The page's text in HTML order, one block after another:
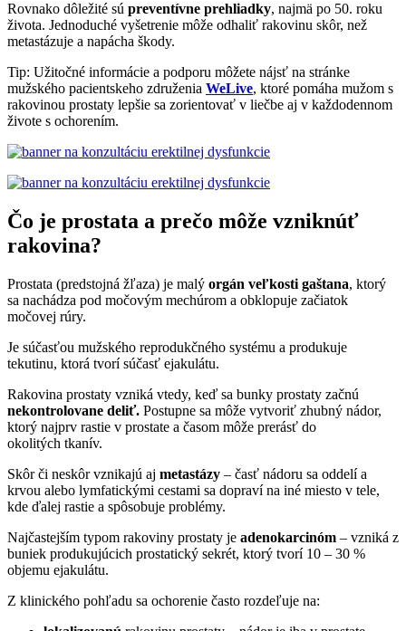
Rovnako dôležité sú preventívne prehliadky, najmä po 50. roku
života. Jednoduché vyšetrenie môže odhaliť rakovinu skôr, než
metastázuje a napácha škody.
Tip: Užitočné informácie a podporu môžete nájsť na stránke
mužského pacientskeho združenia WeLive, ktoré pomáha mužom s
rakovinou prostaty lepšie sa zorientovať v liečbe aj v každodennom
živote s ochorením.
Čo je prostata a prečo môže vzniknúť
rakovina?
Prostata (predstojná žľaza) je malý orgán veľkosti gaštana, ktorý
sa nachádza pod močovým mechúrom a obklopuje začiatok
močovej rúry.
Je súčasťou mužského reprodukčného systému a produkuje
tekutinu, ktorá tvorí súčasť ejakulátu.
Rakovina prostaty vzniká vtedy, keď sa bunky prostaty začnú
nekontrolovane deliť. Postupne sa môže vytvoriť zhubný nádor,
ktorý najprv rastie v prostate a časom môže prerásť do
okolitých tkanív.
Skôr či neskôr vznikajú aj metastázy – časť nádoru sa oddelí a
krvou alebo lymfatickými cestami sa dopraví na iné miesto v tele,
kde ďalej rastie a spôsobuje problémy.
Najčastejším typom rakoviny prostaty je adenokarcinóm – vzniká z
buniek produkujúcich prostatický sekrét, ktorý tvorí 10 – 30 %
objemu ejakulátu.
Z klinického pohľadu sa ochorenie často rozdeľuje na: